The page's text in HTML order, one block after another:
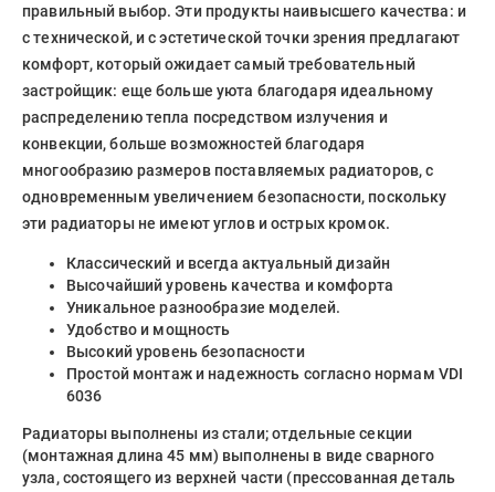
правильный выбор. Эти продукты наивысшего качества: и
с технической, и с эстетической точки зрения предлагают
комфорт, который ожидает самый требовательный
застройщик: еще больше уюта благодаря идеальному
распределению тепла посредством излучения и
конвекции, больше возможностей благодаря
многообразию размеров поставляемых радиаторов, с
одновременным увеличением безопасности, поскольку
эти радиаторы не имеют углов и острых кромок.
Классический и всегда актуальный дизайн
Высочайший уровень качества и комфорта
Уникальное разнообразие моделей.
Удобство и мощность
Высокий уровень безопасности
Простой монтаж и надежность согласно нормам VDI
6036
Радиаторы выполнены из стали; отдельные секции
(монтажная длина 45 мм) выполнены в виде сварного
узла, состоящего из верхней части (прессованная деталь